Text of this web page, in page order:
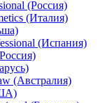
(Россия)
(Италия)
(Испания)
(Австралия)